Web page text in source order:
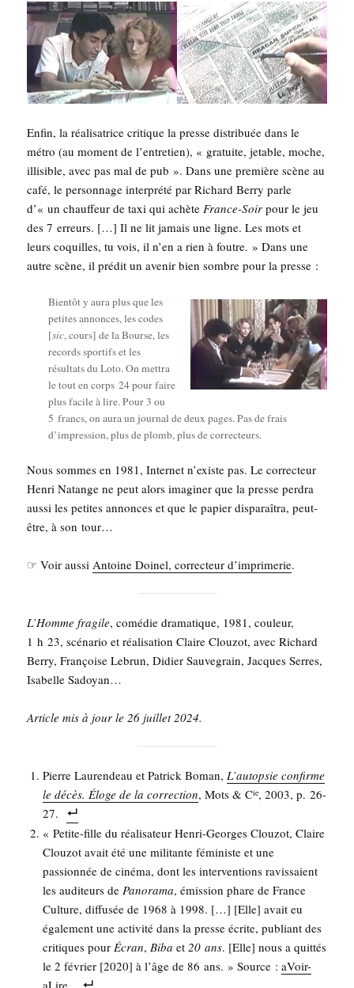
Enfin, la réa­li­sa­trice cri­tique la presse dis­tri­buée dans le
métro (au moment de l’en­tre­tien), « gra­tuite, jetable, moche,
illi­sible, avec pas mal de pub ». Dans une pre­mière scène au
café, le per­son­nage inter­pré­té par Richard Ber­ry parle
d’« un chauf­feur de taxi qui achète France-Soir pour le jeu
des 7 erreurs. […] Il ne lit jamais une ligne. Les mots et
leurs coquilles, tu vois, il n’en a rien à foutre. » Dans une
autre scène, il pré­dit un ave­nir bien sombre pour la presse :
Bien­tôt y aura plus que les
petites annonces, les codes
[sic, cours] de la Bourse, les
records spor­tifs et les
résul­tats du Loto. On met­tra
le tout en corps 24 pour faire
plus facile à lire. Pour 3 ou
5 francs, on aura un jour­nal de deux pages. Pas de frais
d’impression, plus de plomb, plus de correcteurs.
Nous sommes en 1981, Inter­net n’existe pas. Le cor­rec­teur
Hen­ri Natange ne peut alors ima­gi­ner que la presse per­dra
aus­si les petites annonces et que le papier dis­pa­raî­tra, peut-
être, à son tour…
☞ Voir aus­siAntoine Doi­nel, cor­rec­teur d’im­pri­me­rie.
L’Homme fra­gile, comé­die dra­ma­tique, 1981, cou­leur,
1 h 23, scé­na­rio et réa­li­sa­tion Claire Clou­zot, avec Richard
Ber­ry, Fran­çoise Lebrun, Didier Sau­ve­grain, Jacques Serres,
Isa­belle Sadoyan…
Article mis à jour le 26 juillet 2024.
Pierre Lau­ren­deau et Patrick Boman,L’au­top­sie confirme
le décès. Éloge de la cor­rec­tion, Mots & Cie, 2003, p. 26-
27.
« Petite-fille du réa­li­sa­teur Hen­ri-Georges Clou­zot, Claire
Clou­zot avait été une mili­tante fémi­niste et une
pas­sion­née de ciné­ma, dont les inter­ven­tions ravis­saient
les audi­teurs dePano­ra­ma, émis­sion phare de France
Culture, dif­fu­sée de 1968 à 1998. […] [Elle] avait eu
éga­le­ment une acti­vi­té dans la presse écrite, publiant des
cri­tiques pourÉcran,Biba et20 ans. [Elle] nous a quit­tés
le 2 février [2020] à l’âge de 86 ans. » Source :aVoir-